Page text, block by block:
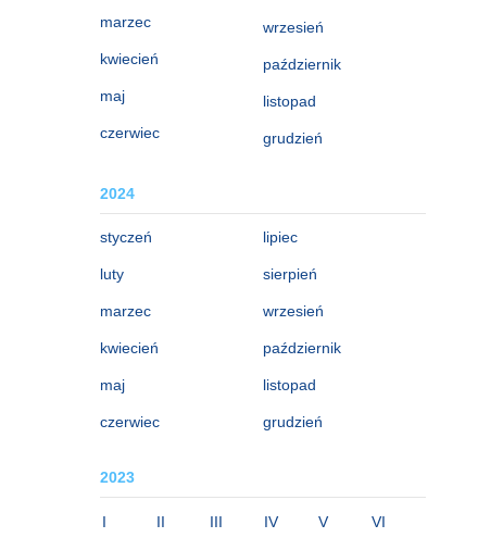
marzec
kwiecień
maj
czerwiec
wrzesień
październik
listopad
grudzień
2024
styczeń
luty
marzec
kwiecień
maj
czerwiec
lipiec
sierpień
wrzesień
październik
listopad
grudzień
2023
I II III IV V VI